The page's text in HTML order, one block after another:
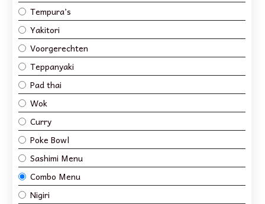
Tempura’s
Yakitori
Voorgerechten
Teppanyaki
Pad thai
Wok
Curry
Poke Bowl
Sashimi Menu
Combo Menu
Nigiri